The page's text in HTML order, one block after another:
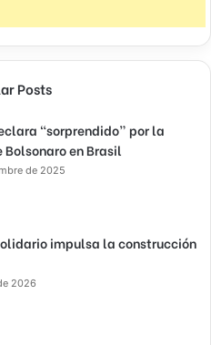
Posts
“sorprendido” por la
Bolsonaro en Brasil
de 2025
impulsa la construcción
2026